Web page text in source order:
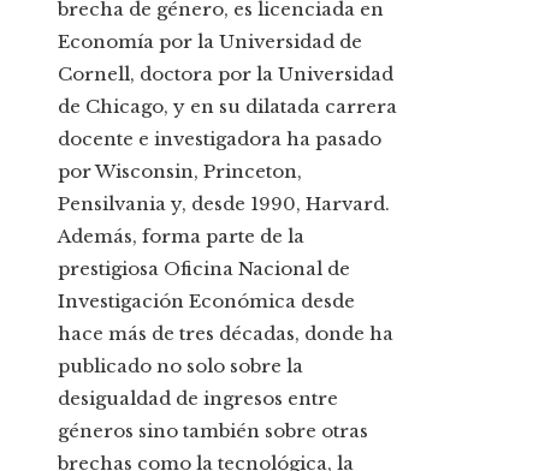
brecha de género, es licenciada en
Economía por la Universidad de
Cornell, doctora por la Universidad
de Chicago, y en su dilatada carrera
docente e investigadora ha pasado
por Wisconsin, Princeton,
Pensilvania y, desde 1990, Harvard.
Además, forma parte de la
prestigiosa Oficina Nacional de
Investigación Económica desde
hace más de tres décadas, donde ha
publicado no solo sobre la
desigualdad de ingresos entre
géneros sino también sobre otras
brechas como la tecnológica, la